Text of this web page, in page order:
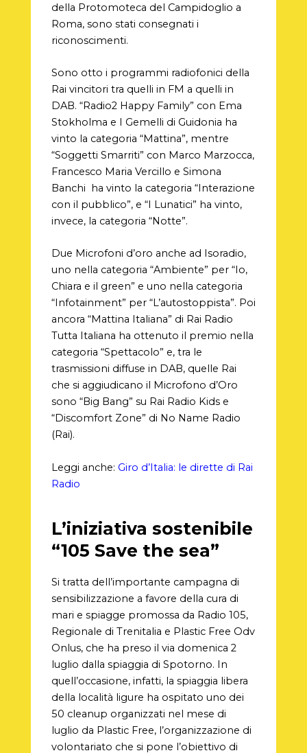
della Protomoteca del Campidoglio a
Roma, sono stati consegnati i
riconoscimenti.
Sono otto i programmi radiofonici della
Rai vincitori tra quelli in FM a quelli in
DAB. “Radio2 Happy Family” con Ema
Stokholma e I Gemelli di Guidonia ha
vinto la categoria “Mattina”, mentre
“Soggetti Smarriti” con Marco Marzocca,
Francesco Maria Vercillo e Simona
Banchi ha vinto la categoria “Interazione
con il pubblico”, e “I Lunatici” ha vinto,
invece, la categoria “Notte”.
Due Microfoni d’oro anche ad Isoradio,
uno nella categoria “Ambiente” per “Io,
Chiara e il green” e uno nella categoria
“Infotainment” per “L’autostoppista”. Poi
ancora “Mattina Italiana” di Rai Radio
Tutta Italiana ha ottenuto il premio nella
categoria “Spettacolo” e, tra le
trasmissioni diffuse in DAB, quelle Rai
che si aggiudicano il Microfono d’Oro
sono “Big Bang” su Rai Radio Kids e
“Discomfort Zone” di No Name Radio
(Rai).
Leggi anche: Giro d’Italia: le dirette di Rai
Radio
L’iniziativa sostenibile
“105 Save the sea”
Si tratta dell’importante campagna di
sensibilizzazione a favore della cura di
mari e spiagge promossa da Radio 105,
Regionale di Trenitalia e Plastic Free Odv
Onlus, che ha preso il via domenica 2
luglio dalla spiaggia di Spotorno. In
quell’occasione, infatti, la spiaggia libera
della località ligure ha ospitato uno dei
50 cleanup organizzati nel mese di
luglio da Plastic Free, l’organizzazione di
volontariato che si pone l’obiettivo di